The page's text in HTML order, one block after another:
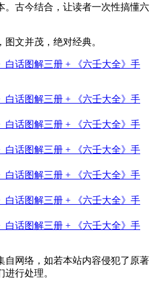
。古今结合，让读者一次性搞懂六
文并茂，绝对经典。
自网络，如若本站内容侵犯了原著
行处理。